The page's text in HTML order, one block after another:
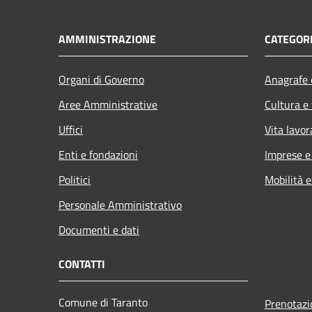
AMMINISTRAZIONE
Organi di Governo
Aree Amministrative
Uffici
Enti e fondazioni
Politici
Personale Amministrativo
Documenti e dati
Cultura
Vita
Imprese
Mobilità
CONTATTI
Comune di Taranto